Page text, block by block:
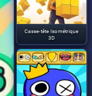
Casse-tête Isométrique
3D